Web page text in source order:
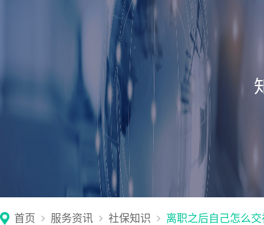
首页 服务资讯 社保知识 离职之后自己怎么